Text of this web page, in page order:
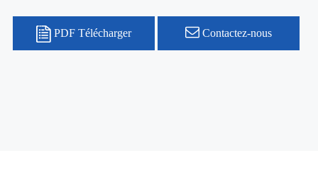
PDF Télécharger Contactez-nous